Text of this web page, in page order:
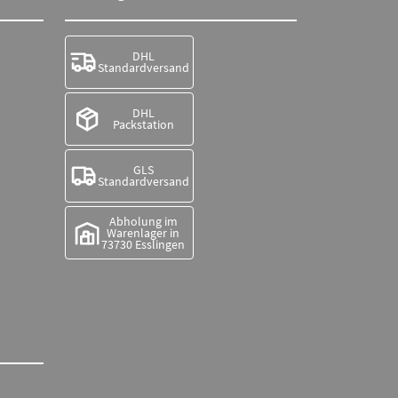
DHL
Standardversand
DHL
Packstation
GLS
Standardversand
Abholung im
Warenlager in
73730 Esslingen